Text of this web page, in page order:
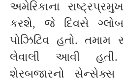
અમેરિકાના
કરશે, જે દિવસે
પોઝિટિવ હતો. તમામ
લેવાલી આવી
શેરબજારનો સેન્સેક્સ